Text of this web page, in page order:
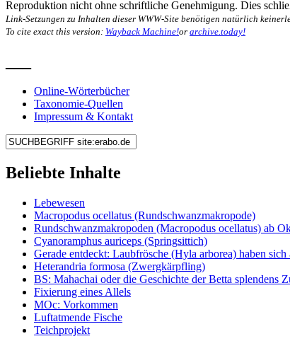
Reproduktion nicht ohne schriftliche Genehmigung. Dies
Link-Setzungen zu Inhalten dieser WWW-Site benötigen natürlich
To cite exact this version: Wayback Machine!or archive.today!
Online-Wörterbücher
Taxonomie-Quellen
Impressum & Kontakt
Beliebte Inhalte
Lebewesen
Macropodus ocellatus (Rundschwanzmakropode)
Rundschwanzmakropoden (Macropodus ocellatus) ab
Cyanoramphus auriceps (Springsittich)
Gerade entdeckt: Laubfrösche (Hyla arborea) haben sich
Heterandria formosa (Zwergkärpfling)
BS: Mahachai oder die Geschichte der Betta splendens
Fixierung eines Allels
MOc: Vorkommen
Luftatmende Fische
Teichprojekt